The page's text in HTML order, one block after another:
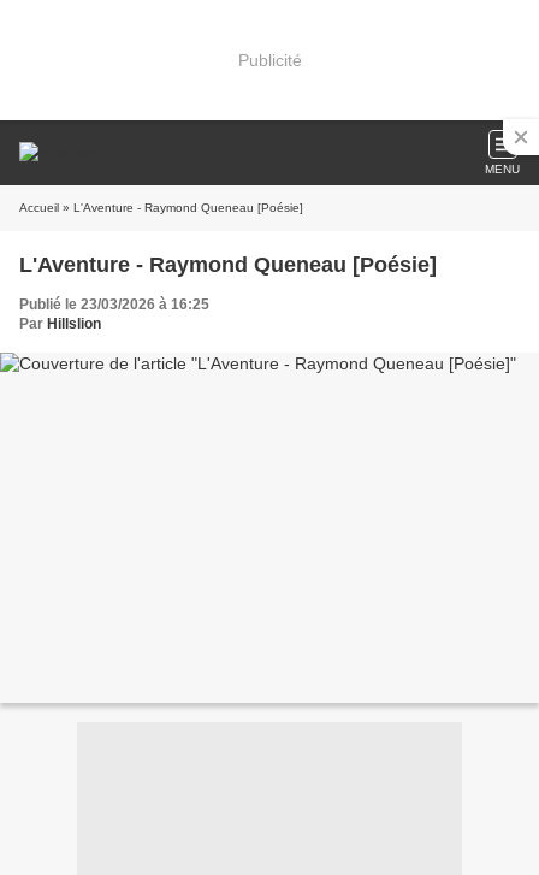
Publicité
MENU
Accueil » L'Aventure - Raymond Queneau [Poésie]
L'Aventure - Raymond Queneau [Poésie]
Publié le 23/03/2026 à 16:25
Par Hillslion